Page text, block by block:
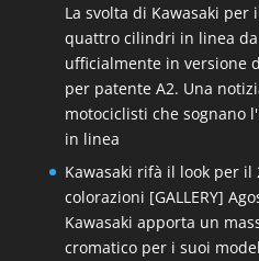
La svolta di Kawasaki per
quattro cilindri in linea da
ufficialmente in versione
per patente A2. Una
motociclisti che sognano
in linea
Kawasaki rifà il look per il
colorazioni [GALLERY]
Kawasaki apporta un
cromatico per i suoi